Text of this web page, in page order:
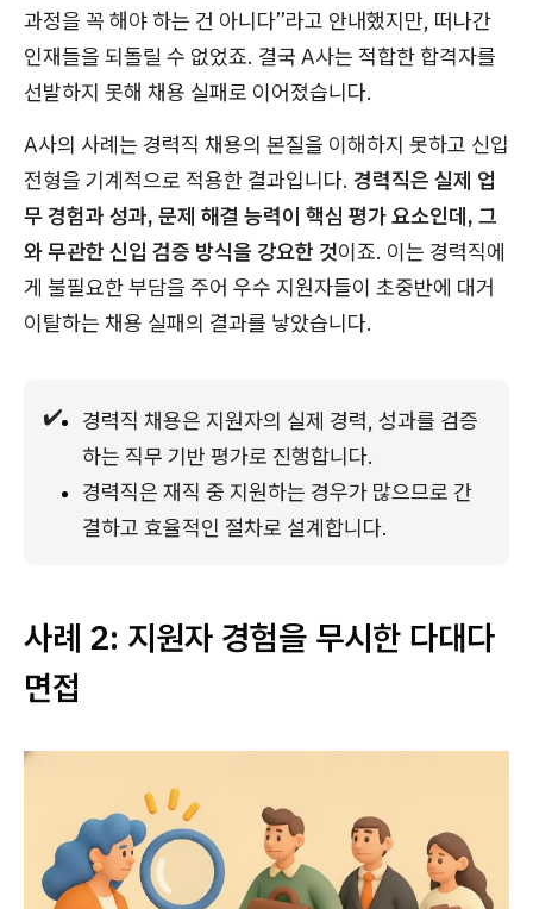
과정을 꼭 해야 하는 건 아니다”라고 안내했지만, 떠나간
인재들을 되돌릴 수 없었죠. 결국 A사는 적합한 합격자를
선발하지 못해 채용 실패로 이어졌습니다.
A사의 사례는 경력직 채용의 본질을 이해하지 못하고 신입
전형을 기계적으로 적용한 결과입니다. 경력직은 실제 업
무 경험과 성과, 문제 해결 능력이 핵심 평가 요소인데, 그
와 무관한 신입 검증 방식을 강요한 것이죠. 이는 경력직에
게 불필요한 부담을 주어 우수 지원자들이 초중반에 대거
이탈하는 채용 실패의 결과를 낳았습니다.
✔️
경력직 채용은 지원자의 실제 경력, 성과를 검증
하는 직무 기반 평가로 진행합니다.
경력직은 재직 중 지원하는 경우가 많으므로 간
결하고 효율적인 절차로 설계합니다.
사례 2: 지원자 경험을 무시한 다대다
면접